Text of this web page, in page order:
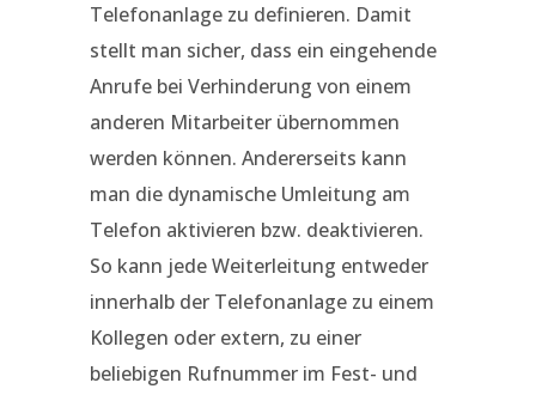
Telefonanlage zu definieren. Damit
stellt man sicher, dass ein eingehende
Anrufe bei Verhinderung von einem
anderen Mitarbeiter übernommen
werden können. Andererseits kann
man die dynamische Umleitung am
Telefon aktivieren bzw. deaktivieren.
So kann jede Weiterleitung entweder
innerhalb der Telefonanlage zu einem
Kollegen oder extern, zu einer
beliebigen Rufnummer im Fest- und